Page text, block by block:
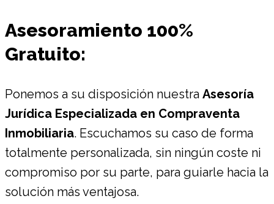
Asesoramiento 100%
Gratuito:
Ponemos a su disposición nuestra Asesoría
Jurídica Especializada en Compraventa
Inmobiliaria. Escuchamos su caso de forma
totalmente personalizada, sin ningún coste ni
compromiso por su parte, para guiarle hacia la
solución más ventajosa.